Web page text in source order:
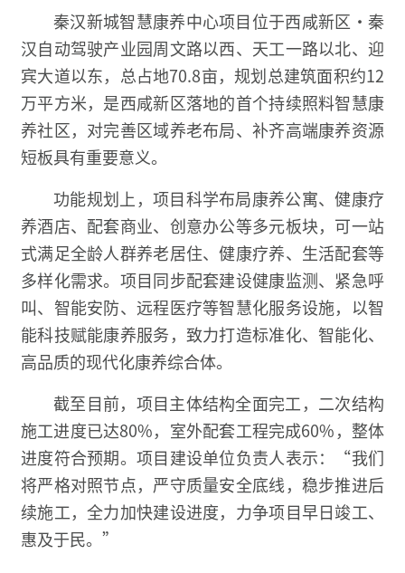
秦汉新城智慧康养中心项目位于西咸新区·秦
汉自动驾驶产业园周文路以西、天工一路以北、迎
宾大道以东，总占地70.8亩，规划总建筑面积约12
万平方米，是西咸新区落地的首个持续照料智慧康
养社区，对完善区域养老布局、补齐高端康养资源
短板具有重要意义。
功能规划上，项目科学布局康养公寓、健康疗
养酒店、配套商业、创意办公等多元板块，可一站
式满足全龄人群养老居住、健康疗养、生活配套等
多样化需求。项目同步配套建设健康监测、紧急呼
叫、智能安防、远程医疗等智慧化服务设施，以智
能科技赋能康养服务，致力打造标准化、智能化、
高品质的现代化康养综合体。
截至目前，项目主体结构全面完工，二次结构
施工进度已达80%，室外配套工程完成60%，整体
进度符合预期。项目建设单位负责人表示：“我们
将严格对照节点，严守质量安全底线，稳步推进后
续施工，全力加快建设进度，力争项目早日竣工、
惠及于民。”